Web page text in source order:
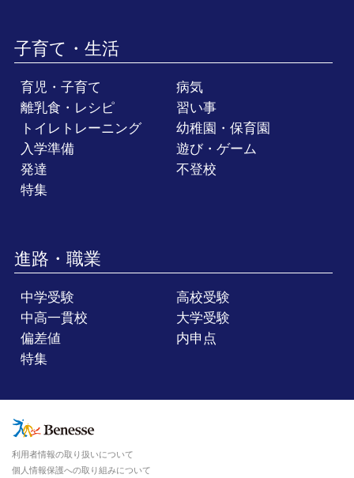
子育て・生活
育児・子育て
病気
離乳食・レシピ
習い事
トイレトレーニング
幼稚園・保育園
入学準備
遊び・ゲーム
発達
不登校
特集
進路・職業
中学受験
高校受験
中高一貫校
大学受験
偏差値
内申点
特集
利用者情報の取り扱いについて
個人情報保護への取り組みについて